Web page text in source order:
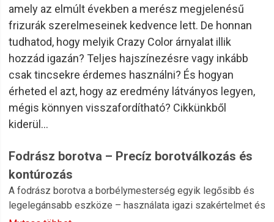
amely az elmúlt években a merész megjelenésű
frizurák szerelmeseinek kedvence lett. De honnan
tudhatod, hogy melyik Crazy Color árnyalat illik
hozzád igazán? Teljes hajszínezésre vagy inkább
csak tincsekre érdemes használni? És hogyan
érheted el azt, hogy az eredmény látványos legyen,
mégis könnyen visszafordítható? Cikkünkből
kiderül…
Fodrász borotva – Precíz borotválkozás és
kontúrozás
A fodrász borotva a borbélymesterség egyik legősibb és
legelegánsabb eszköze – használata igazi szakértelmet és